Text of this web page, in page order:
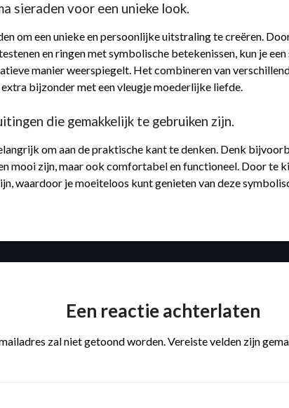
sieraden voor een unieke look.
om een unieke en persoonlijke uitstraling te creëren.
en ringen met symbolische betekenissen, kun je
manier weerspiegelt. Het combineren van
bijzonder met een vleugje moederlijke liefde.
die gemakkelijk te gebruiken zijn.
om aan de praktische kant te denken. Denk
mooi zijn, maar ook comfortabel en functioneel. Door te
waardoor je moeiteloos kunt genieten van deze
Een reactie achterlaten
zal niet getoond worden. Vereiste velden zijn